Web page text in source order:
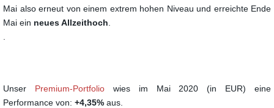
Mai also erneut von einem extrem hohen Niveau und erreichte Ende
Mai ein neues Allzeithoch
Unser Premium-Portfoliowies im Mai 2020 (in EUR) eine
Performance von: +4,35% aus.